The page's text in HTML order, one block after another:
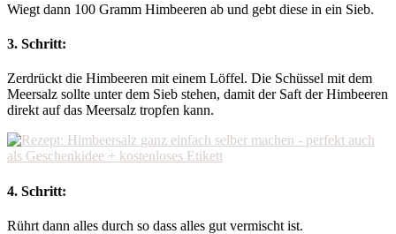
Wiegt dann 100 Gramm Himbeeren ab und gebt diese in ein Sieb.
3. Schritt:
Zerdrückt die Himbeeren mit einem Löffel. Die Schüssel mit dem
Meersalz sollte unter dem Sieb stehen, damit der Saft der Himbeeren
direkt auf das Meersalz tropfen kann.
4. Schritt:
Rührt dann alles durch so dass alles gut vermischt ist.